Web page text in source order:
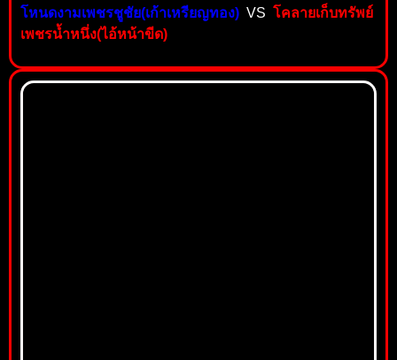
โหนดงามเพชรชูชัย(เก้าเหรียญทอง) VS โคลายเก็บทรัพย์
เพชรน้ำหนึ่ง(ไอ้หน้าขีด)